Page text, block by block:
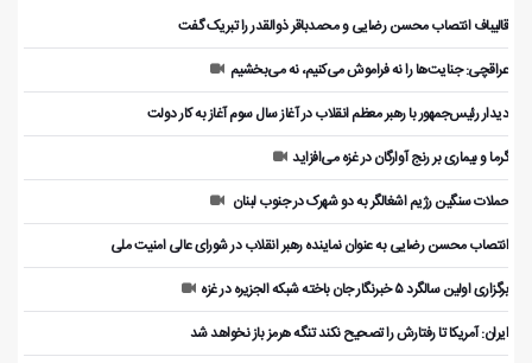
قالیباف انتصاب محسن رضایی و محمدباقر ذوالقدر را تبریک گفت
عراقچی: جنایت‌ها را نه فراموش می‌کنیم، نه می‌بخشیم
دیدار رئیس‌جمهور با رهبر معظم انقلاب در آغاز سال سوم آغاز به کار دولت
گرما و بیماری بر رنج آوارگان در غزه می‌افزاید
حملات سنگین رژیم اشغالگر به دو شهرک در جنوب لبنان
انتصاب محسن رضایی به عنوان نماینده رهبر انقلاب در شورای عالی امنیت ملی
برگزاری اولین سالگرد ۵ خبرنگار جان باخته شبکه الجزیره در غزه
ایران: آمریکا تا رفتارش را تصحیح نکند تنگه هرمز باز نخواهد شد